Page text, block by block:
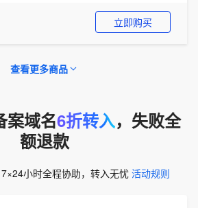
立即购买
查看更多商品
案域名6折转入，失败全
额退款
小时全程协助，转入无忧 活动规则